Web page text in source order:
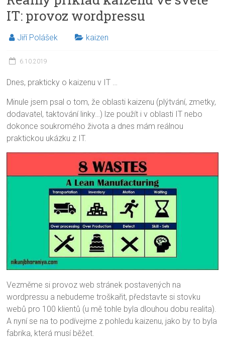
IT: provoz wordpressu
Jiří Polášek kaizen
6.10.2019
Dnes, prakticky o kaizenu v IT …
Minule jsem psal o tom, že oblasti kaizenu (plýtvání, zmetky,
dodavatel, taktování linky…) lze použít i v oblasti IT nebo
dokonce soukromého života a dnes mám reálnou
praktickou ukázku z IT.
Vezměme si provoz web stránek postavených na
wordpressu a nebudeme troškařit, představte si stovku
webů pro 100 klientů (u mě tohle byla dlouhou dobu realita).
A nyní se na to podívejme z pohledu kaizenu, jako by to byla
fabrika, která musí běžet.